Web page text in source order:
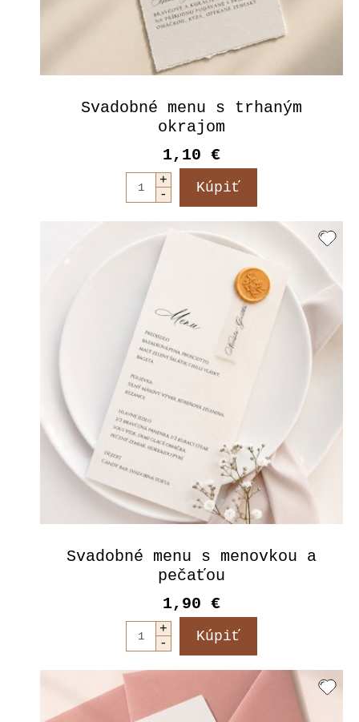
Svadobné menu s trhaným
okrajom
1,10 €
Svadobné menu s menovkou a
pečaťou
1,90 €